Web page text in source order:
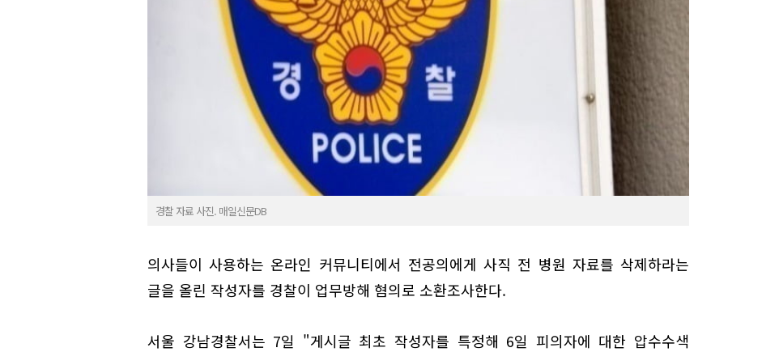
경찰 자료 사진. 매일신문DB
의사들이 사용하는 온라인 커뮤니티에서 전공의에게 사직 전 병원 자료를 삭제하라는
글을 올린 작성자를 경찰이 업무방해 혐의로 소환조사한다.
서울 강남경찰서는 7일 "게시글 최초 작성자를 특정해 6일 피의자에 대한 압수수색